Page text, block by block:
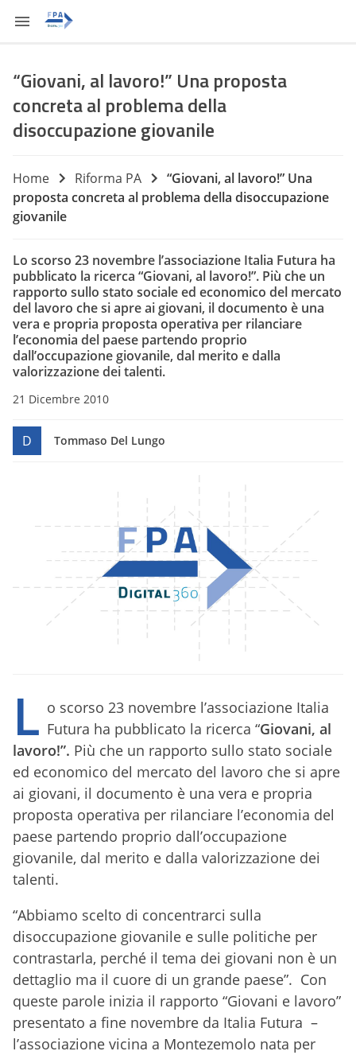
“Giovani, al lavoro!” Una proposta
concreta al problema della
disoccupazione giovanile
Home Riforma PA
“Giovani, al lavoro!” Una
proposta concreta al problema della disoccupazione
giovanile
Lo scorso 23 novembre l’associazione Italia Futura ha
pubblicato la ricerca “Giovani, al lavoro!”. Più che un
rapporto sullo stato sociale ed economico del mercato
del lavoro che si apre ai giovani, il documento è una
vera e propria proposta operativa per rilanciare
l’economia del paese partendo proprio
dall’occupazione giovanile, dal merito e dalla
valorizzazione dei talenti.
21 Dicembre 2010
D Tommaso Del Lungo
L o scorso 23 novembre l’associazione Italia
Futura ha pubblicato la ricerca “Giovani, al
lavoro!”. Più che un rapporto sullo stato sociale
ed economico del mercato del lavoro che si apre
ai giovani, il documento è una vera e propria
proposta operativa per rilanciare l’economia del
paese partendo proprio dall’occupazione
giovanile, dal merito e dalla valorizzazione dei
talenti.
“Abbiamo scelto di concentrarci sulla
disoccupazione giovanile e sulle politiche per
contrastarla, perché il tema dei giovani non è un
dettaglio ma il cuore di un grande paese”. Con
queste parole inizia il rapporto “Giovani e lavoro”
presentato a fine novembre da Italia Futura –
l’associazione vicina a Montezemolo nata per